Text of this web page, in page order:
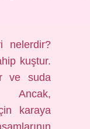
nelerdir?
kuştur.
ve suda
Ancak,
karaya